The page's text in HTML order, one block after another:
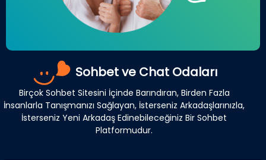
Sohbet ve Chat Odaları
Birçok Sohbet Sitesini İçinde Barındıran, Birden Fazla
İnsanlarla Tanışmanızı Sağlayan, İsterseniz Arkadaşlarınızla,
İsterseniz Yeni Arkadaş Edinebileceğiniz Bir Sohbet
Platformudur.